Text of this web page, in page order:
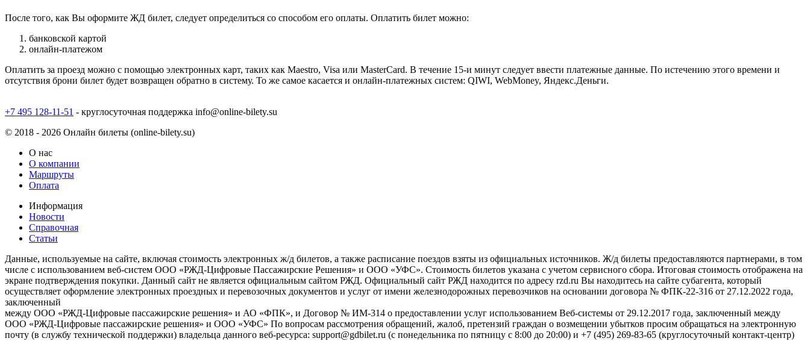
После того, как Вы оформите ЖД билет, следует определиться со способом его оплаты. Оплатить билет можно:
банковской картой
онлайн-платежом
Оплатить за проезд можно с помощью электронных карт, таких как Maestro, Visa или MasterCard. В течение 15-и минут следует ввести платежные данные. По истечению этого времени и
отсутствия брони билет будет возвращен обратно в систему. То же самое касается и онлайн-платежных систем: QIWI, WebMoney, Яндекс.Деньги.
+7 495 128-11-51 - круглосуточная поддержка info@online-bilety.su
© 2018 - 2026 Онлайн билеты (online-bilety.su)
О нас
О компании
Маршруты
Оплата
Информация
Новости
Справочная
Статьи
Данные, используемые на сайте, включая стоимость электронных ж/д билетов, а также расписание поездов взяты из официальных источников. Ж/д билеты предоставляются партнерами, в том
числе с использованием веб-систем ООО «РЖД-Цифровые Пассажирские Решения» и ООО «УФС». Стоимость билетов указана с учетом сервисного сбора. Итоговая стоимость отображена на
экране подтверждения покупки. Данный сайт не является официальным сайтом РЖД. Официальный сайт РЖД находится по адресу rzd.ru Вы находитесь на сайте субагента, который
осуществляет оформление электронных проездных и перевозочных документов и услуг от имени железнодорожных перевозчиков на основании договора № ФПК-22-316 от 27.12.2022 года,
заключенный
между ООО «РЖД-Цифровые пассажирские решения» и АО «ФПК», и Договор № ИМ-314 о предоставлении услуг использованием Веб-системы от 29.12.2017 года, заключенный между
ООО «РЖД-Цифровые пассажирские решения» и ООО «УФС» По вопросам рассмотрения обращений, жалоб, претензий граждан о возмещении убытков просим обращаться на электронную
почту (в службу технической поддержки) владельца данного веб-ресурса: support@gdbilet.ru (с понедельника по пятницу с 8:00 до 20:00) и +7 (495) 269-83-65 (круглосуточный контакт-центр)